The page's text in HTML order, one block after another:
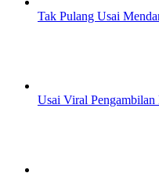
Tak Pulang Usai
Usai Viral